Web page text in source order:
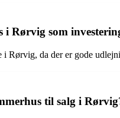
i Rørvig som
i Rørvig, da der er gode
til salg i